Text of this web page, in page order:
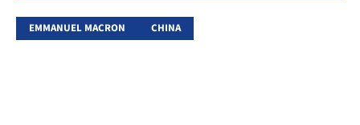
EMMANUEL MACRON CHINA